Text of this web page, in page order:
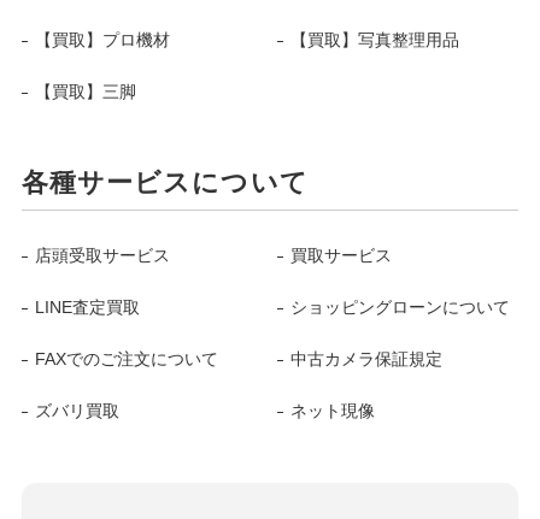
【買取】プロ機材 【買取】写真整理用品
【買取】三脚
各種サービスについて
店頭受取サービス 買取サービス
LINE査定買取 ショッピングローンについて
FAXでのご注文について 中古カメラ保証規定
ズバリ買取 ネット現像